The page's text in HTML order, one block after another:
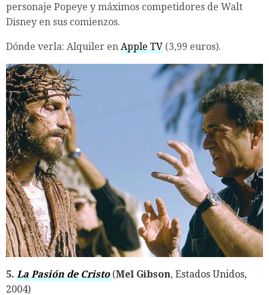
personaje Popeye y máximos competidores de Walt
Disney en sus comienzos.
Dónde verla: Alquiler en Apple TV (3,99 euros).
5. La Pasión de Cristo (Mel Gibson, Estados Unidos,
2004)